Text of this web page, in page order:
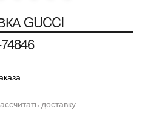
GUCCI
доставку